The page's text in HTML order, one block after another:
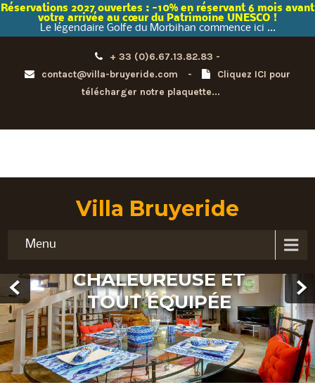
Réservations 2027 ouvertes : -10% en réservant 6 mois avant
votre arrivée au cœur du Patrimoine UNESCO !
Le légendaire Golfe du Morbihan commence ici ...
+ 33 (0)6.67.13.82.83 -
contact@villa-bruyeride.com
-
Cliquez ICI pour
télécharger notre plaquette...
Villa Bruyeride
Menu
CHALEUREUSE ET
TOUT ÉQUIPÉE